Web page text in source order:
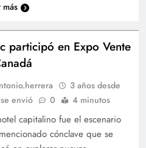
más
participó en Expo Vente
3 años desde
envió
0 4 minutos
capitalino fue el escenario
cónclave que se